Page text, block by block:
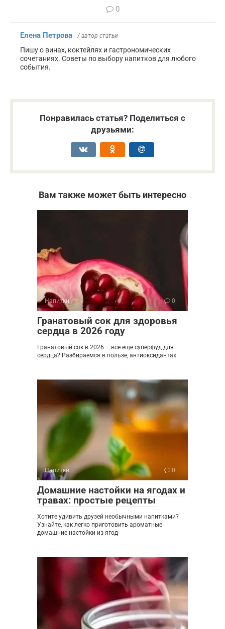
0
Елена Петрова / автор статьи
Пишу о винах, коктейлях и гастрономических
сочетаниях. Советы по выбору напитков для любого
события.
Понравилась статья? Поделиться с
друзьями:
Вам также может быть интересно
Напитки 0
Гранатовый сок для здоровья
сердца в 2026 году
Гранатовый сок в 2026 – все еще суперфуд для
сердца? Разбираемся в пользе, антиоксидантах
Напитки 0
Домашние настойки на ягодах и
травах: простые рецепты
Хотите удивить друзей необычными напитками?
Узнайте, как легко приготовить ароматные
домашние настойки из ягод